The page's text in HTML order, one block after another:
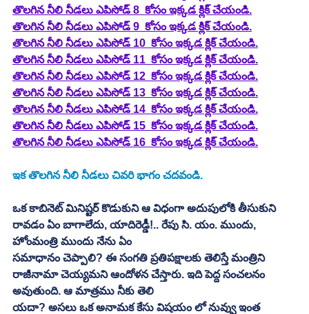
తొలగిన నీలి నీడలు ఎపిసోడ్ 8  కోసం ఇక్కడ క్లిక్ చేయండి.
తొలగిన నీలి నీడలు ఎపిసోడ్ 9  కోసం ఇక్కడ క్లిక్ చేయండి.
తొలగిన నీలి నీడలు ఎపిసోడ్ 10  కోసం ఇక్కడ క్లిక్ చేయండి.
తొలగిన నీలి నీడలు ఎపిసోడ్ 11  కోసం ఇక్కడ క్లిక్ చేయండి.
తొలగిన నీలి నీడలు ఎపిసోడ్ 12  కోసం ఇక్కడ క్లిక్ చేయండి.
తొలగిన నీలి నీడలు ఎపిసోడ్ 13  కోసం ఇక్కడ క్లిక్ చేయండి.
తొలగిన నీలి నీడలు ఎపిసోడ్ 14  కోసం ఇక్కడ క్లిక్ చేయండి.
తొలగిన నీలి నీడలు ఎపిసోడ్ 15  కోసం ఇక్కడ క్లిక్ చేయండి.
తొలగిన నీలి నీడలు ఎపిసోడ్ 16  కోసం ఇక్కడ క్లిక్ చేయండి.
ఇక తొలగిన నీలి నీడలు చివరి భాగం చదవండి.
ఒక కాబినెట్‌ మినిష్టర్‌ కొడుకుని ఆ విధంగా అదుపులోకి తీసుకుని
రావడం ఏం బాగాలేదు, యాదిరెడ్డీ!.. రేపు సి. యం. ముందు,
హోంమంత్రి ముందు నేను ఏం
సమాధానం చెప్పాలి? ఈ సంగతి ప్రతిపక్షాలకు తెలిస్తే మంత్రిని
రాజీనామా చెయ్యమని ఆందోళన చేస్తారు. ఇది పెద్ద సంచలనం
అవుతుంది. ఆ మాత్రము నీకు తెలి
యదా? అసలు ఒక అనామక కేసు విషయం లో నువ్వు ఇంత